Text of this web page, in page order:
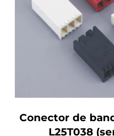
Conector de
L25T038